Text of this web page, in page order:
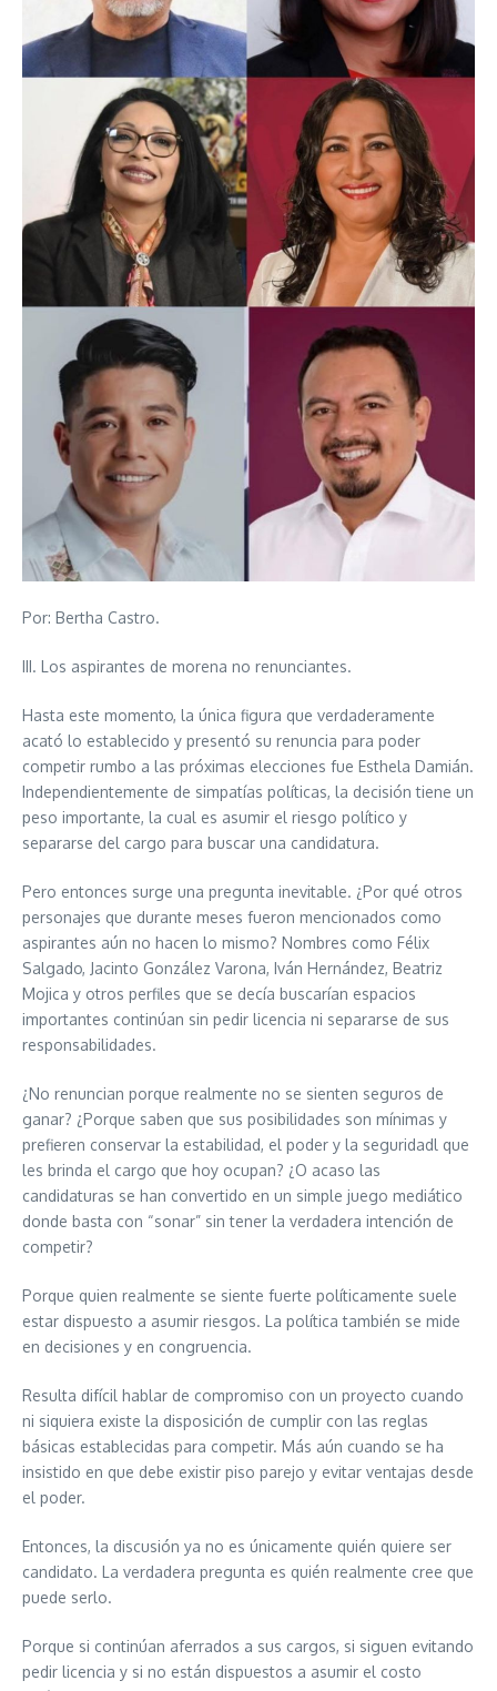
Por: Bertha Castro.
III. Los aspirantes de morena no renunciantes.
Hasta este momento, la única figura que verdaderamente
acató lo establecido y presentó su renuncia para poder
competir rumbo a las próximas elecciones fue Esthela Damián.
Independientemente de simpatías políticas, la decisión tiene un
peso importante, la cual es asumir el riesgo político y
separarse del cargo para buscar una candidatura.
Pero entonces surge una pregunta inevitable. ¿Por qué otros
personajes que durante meses fueron mencionados como
aspirantes aún no hacen lo mismo? Nombres como Félix
Salgado, Jacinto González Varona, Iván Hernández, Beatriz
Mojica y otros perfiles que se decía buscarían espacios
importantes continúan sin pedir licencia ni separarse de sus
responsabilidades.
¿No renuncian porque realmente no se sienten seguros de
ganar? ¿Porque saben que sus posibilidades son mínimas y
prefieren conservar la estabilidad, el poder y la seguridadl que
les brinda el cargo que hoy ocupan? ¿O acaso las
candidaturas se han convertido en un simple juego mediático
donde basta con “sonar” sin tener la verdadera intención de
competir?
Porque quien realmente se siente fuerte políticamente suele
estar dispuesto a asumir riesgos. La política también se mide
en decisiones y en congruencia.
Resulta difícil hablar de compromiso con un proyecto cuando
ni siquiera existe la disposición de cumplir con las reglas
básicas establecidas para competir. Más aún cuando se ha
insistido en que debe existir piso parejo y evitar ventajas desde
el poder.
Entonces, la discusión ya no es únicamente quién quiere ser
candidato. La verdadera pregunta es quién realmente cree que
puede serlo.
Porque si continúan aferrados a sus cargos, si siguen evitando
pedir licencia y si no están dispuestos a asumir el costo